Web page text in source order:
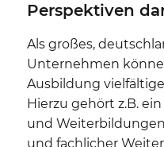
Perspektiven
Als großes,
Unternehmen
Ausbildung
Hierzu gehört z.B.
und
und fachlicher